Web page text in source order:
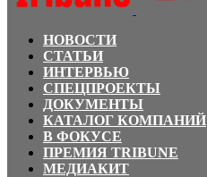
НОВОСТИ
СТАТЬИ
ИНТЕРВЬЮ
СПЕЦПРОЕКТЫ
ДОКУМЕНТЫ
КАТАЛОГ КОМПАНИЙ
В ФОКУСЕ
ПРЕМИЯ TRIBUNE
МЕДИАКИТ